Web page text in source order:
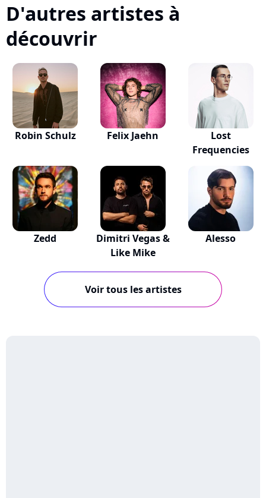
D'autres artistes à
découvrir
Robin Schulz Felix Jaehn
Lost
Frequencies
Zedd
Dimitri Vegas &
Like Mike
Alesso
Voir tous les artistes